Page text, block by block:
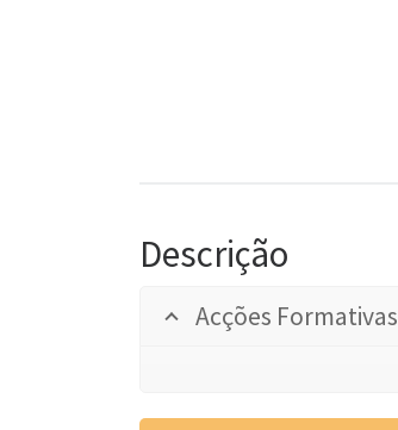
Descrição
Acções Formativas